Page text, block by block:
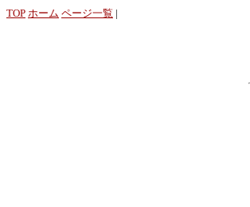
TOP ホーム ページ一覧 |